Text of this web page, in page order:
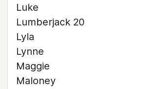
Luke
Lumberjack 20
Lyla
Lynne
Maggie
Maloney